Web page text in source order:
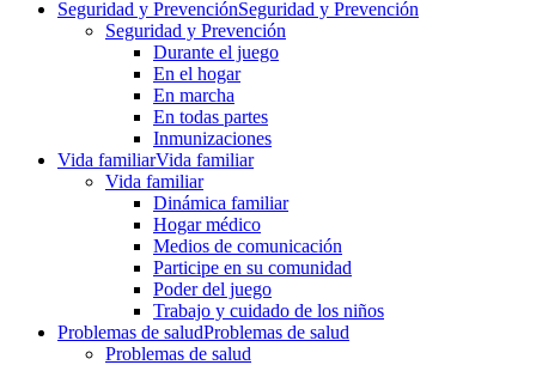
Seguridad y PrevenciónSeguridad y Prevención
Seguridad y Prevención
Durante el juego
En el hogar
En marcha
En todas partes
Inmunizaciones
Vida familiarVida familiar
Vida familiar
Dinámica familiar
Hogar médico
Medios de comunicación
Participe en su comunidad
Poder del juego
Trabajo y cuidado de los niños
Problemas de saludProblemas de salud
Problemas de salud